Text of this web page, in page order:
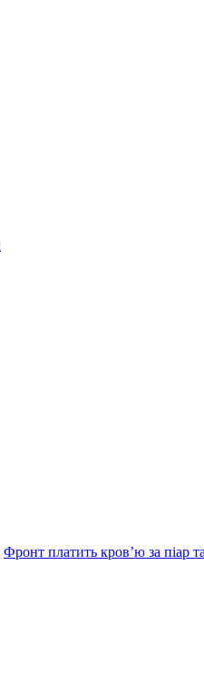
Фронт платить кровʼю за піар